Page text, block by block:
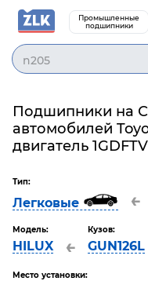
Промышленные
подшипники
n205
Подшипники на
автомобилей
двигатель 1GDFTV
Тип:
Легковые ←
Модель:
HILUX ←
Кузов:
GUN126L
Место установки: